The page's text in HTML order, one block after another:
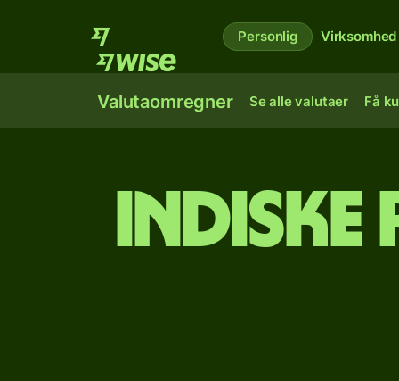
Personlig Virksomhed
Valutaomregner Se alle valutaer Få